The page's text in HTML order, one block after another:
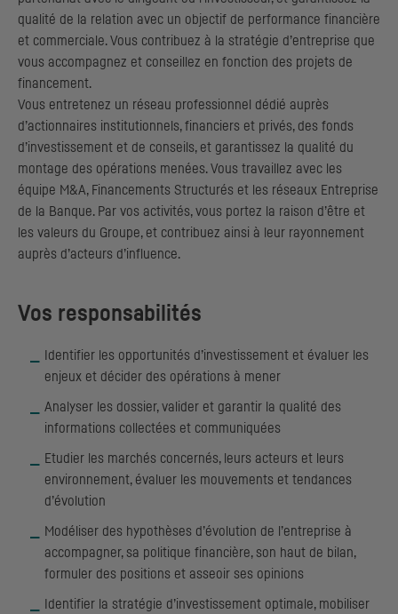
qualité de la relation avec un objectif de performance financière
et commerciale. Vous contribuez à la stratégie d’entreprise que
vous accompagnez et conseillez en fonction des projets de
financement.
Vous entretenez un réseau professionnel dédié auprès
d’actionnaires institutionnels, financiers et privés, des fonds
d’investissement et de conseils, et garantissez la qualité du
montage des opérations menées. Vous travaillez avec les
équipe M&A, Financements Structurés et les réseaux Entreprise
de la Banque. Par vos activités, vous portez la raison d’être et
les valeurs du Groupe, et contribuez ainsi à leur rayonnement
auprès d’acteurs d’influence.
Vos responsabilités
Identifier les opportunités d’investissement et évaluer les
enjeux et décider des opérations à mener
Analyser les dossier, valider et garantir la qualité des
informations collectées et communiquées
Etudier les marchés concernés, leurs acteurs et leurs
environnement, évaluer les mouvements et tendances
d’évolution
Modéliser des hypothèses d’évolution de l’entreprise à
accompagner, sa politique financière, son haut de bilan,
formuler des positions et asseoir ses opinions
Identifier la stratégie d’investissement optimale, mobiliser